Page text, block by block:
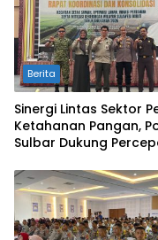
Berita
Sinergi Lintas Sektor
Ketahanan Pangan,
Sulbar Dukung
Kekeringan